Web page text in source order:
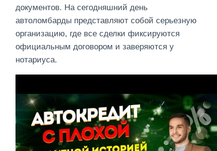
документов. На сегодняшний день
автоломбарды представляют собой серьезную
организацию, где все сделки фиксируются
официальным договором и заверяются у
нотариуса.